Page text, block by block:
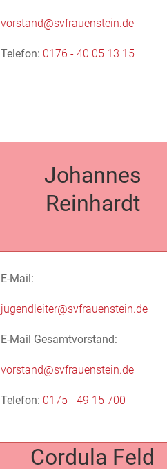
vorstand@svfrauenstein.de
Telefon: 0176 - 40 05 13 15
Johannes
Reinhardt
E-Mail:
jugendleiter@svfrauenstein.de
E-Mail Gesamtvorstand:
vorstand@svfrauenstein.de
Telefon: 0175 - 49 15 700
Cordula Feld